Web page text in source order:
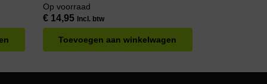
à
Wit
Op voorraad
€14,95 Incl. btw
Toevoegen aan winkelwagen